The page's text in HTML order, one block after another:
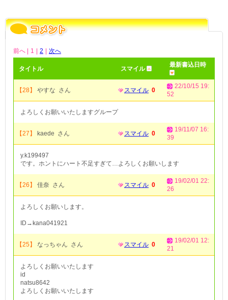
前へ | 1 2 次へ
タイトル スマイル
最新書込日時
【28】 やすな さん スマイル 0
22/10/15 19:
52
よろしくお願いいたしますグループ
【27】 kaede さん スマイル 0
19/11/07 16:
39
y.k199497
です。ホントにハート不足すぎて…よろしくお願いします
【26】 佳奈 さん スマイル 0
19/02/01 22:
26
よろしくお願いします。
ID→kana041921
【25】 なっちゃん さん スマイル 0
19/02/01 12:
21
よろしくお願いいたします
id
natsu8642
よろしくお願いいたします